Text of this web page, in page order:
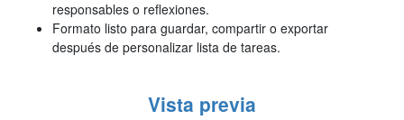
responsables o reflexiones.
Formato listo para guardar, compartir o exportar
después de personalizar lista de tareas.
Vista previa